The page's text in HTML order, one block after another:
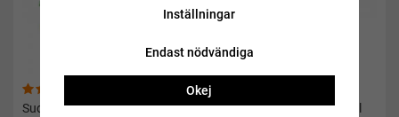
Suddigum 12-pack djur Mugg med motiv pluto 3 dl
Inställningar
Endast nödvändiga
Okej